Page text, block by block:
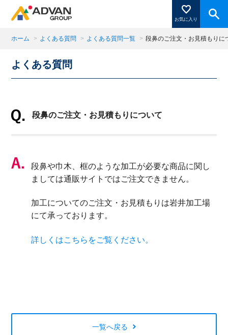
お気に入り
商品ページにある「お気に入り登録」を押すと登録した
商品がここに表示されます。
ホーム > よくある質問 > よくある質問一覧 > 段鼻のご注文・お見積もりに
よくある質問
段鼻のご注文・お見積もりについて
段鼻や巾木、框のような加工が必要な商品に関し
ましては通販サイトではご注文できません。
加工についてのご注文・お見積もりは岩井加工場
にて承っております。
詳しくはこちらをご覧ください。
一覧へ戻る